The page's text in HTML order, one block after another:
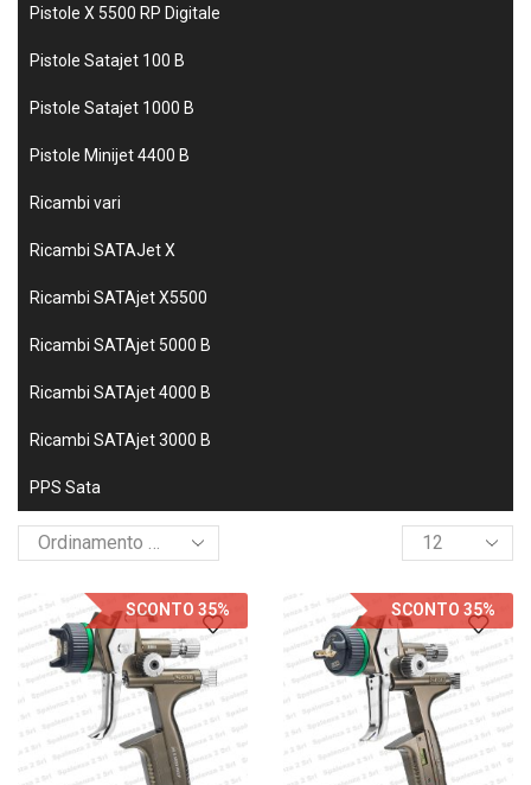
Pistole X 5500 RP Digitale
Pistole Satajet 100 B
Pistole Satajet 1000 B
Pistole Minijet 4400 B
Ricambi vari
Ricambi SATAJet X
Ricambi SATAjet X5500
Ricambi SATAjet 5000 B
Ricambi SATAjet 4000 B
Ricambi SATAjet 3000 B
PPS Sata
SCONTO 35% SCONTO 35%